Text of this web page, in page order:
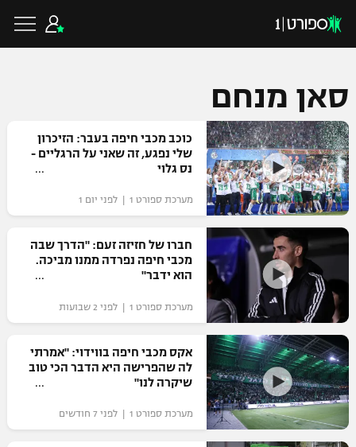
VOD
כדורגל ישראלי
ליגת העל
גביע הטוטו
ליגיונרים
גביע המדינה
נבחרת ישראל
מכבי חיפה
כדורגל עולמי
ליגת האלופות
ליגה אירופית
ליגה אנגלית
ליגה גרמנית
ליגה ספרדית
ליגה איטלקית
כדורסל ישראלי
ליגת ווינר סל
ליגה לאומית
כדורסל נשים
מכבי תל אביב
כדורסל עולמי
NBA
יורוליג
יורוקאפ
ענפים נוספים
טניס
כדוריד
סאן מנחם
כוכב מכבי חיפה בעבר: הזיכרון
שלי נפגע, זה שאני על הרגליים -
נס גלוי
מערכת ספורט 1 | לפני יום 1
חברו של חזיזה זעם: "הדרך שבה
מכבי חיפה נפרדה ממנו מביכה.
הוא ידבר"
מערכת ספורט 1 | לפני 2 שבועות
אקס מכבי חיפה בווידוי: "אמרתי
לה שהפרישה היא הדבר הכי טוב
שיקרה לנו"
מערכת ספורט 1 | לפני 7 חודשים